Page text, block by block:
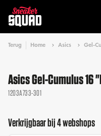
Terug Home Asics Gel-
Asics Gel-Cumulus 16
1203A733-301
Verkrijgbaar bij 4 webshops